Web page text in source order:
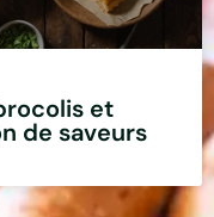
et
de saveurs